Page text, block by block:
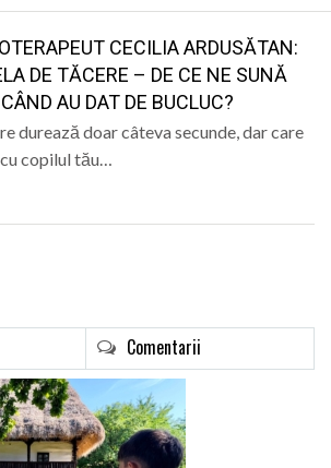
CECILIA ARDUSĂTAN:
DE TĂCERE – DE CE NE SUNĂ
AU DAT DE BUCLUC?
durează doar câteva secunde, dar care
copilul tău…
Comentarii